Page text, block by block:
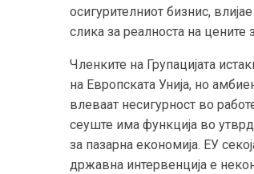
осигурителниот бизнис,
слика за реалноста на цените
Членките на Групацијата
на Европската Унија, но
влеваат несигурност во
сеуште има функција во
за пазарна економија. ЕУ
државна интервенција е